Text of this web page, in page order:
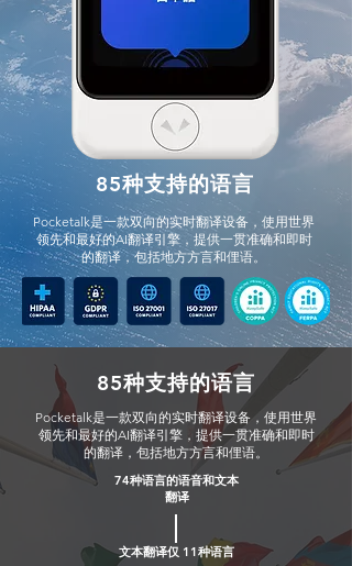
85种支持的语言
Pocketalk是一款双向的实时翻译设备，使用世界
领先和最好的AI翻译引擎，提供一贯准确和即时
的翻译，包括地方方言和俚语。
85种支持的语言
Pocketalk是一款双向的实时翻译设备，使用世界
领先和最好的AI翻译引擎，提供一贯准确和即时
的翻译，包括地方方言和俚语。
74种语言的语音和文本
翻译
文本翻译仅 11种语言